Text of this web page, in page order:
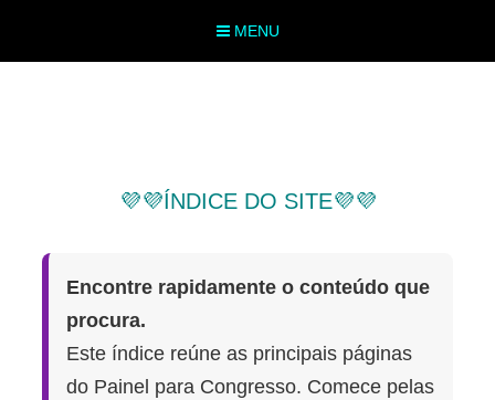
MENU
💜💜ÍNDICE DO SITE💜💜
Encontre rapidamente o conteúdo que
procura.
Este índice reúne as principais páginas
do Painel para Congresso. Comece pelas